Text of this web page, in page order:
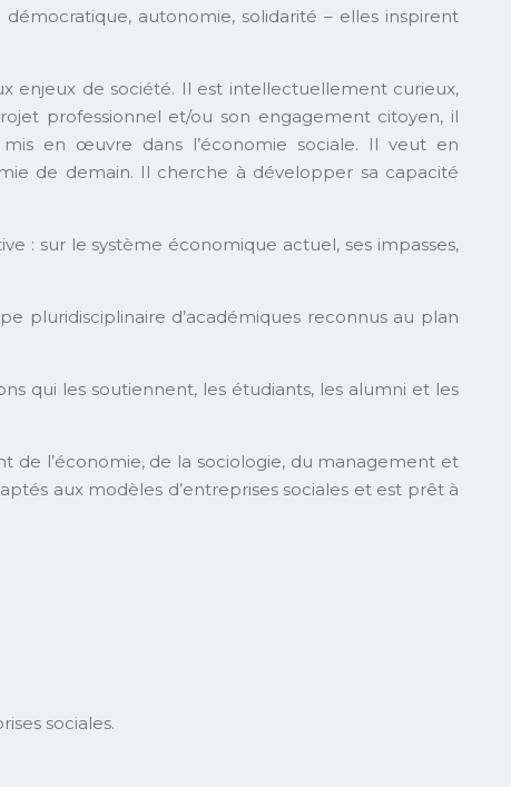
autonomie, solidarité – elles inspirent
enjeux de société. Il est intellectuellement curieux,
professionnel et/ou son engagement citoyen, il
en œuvre dans l’économie sociale. Il veut en
de demain. Il cherche à développer sa capacité
: sur le système économique actuel, ses impasses,
pluridisciplinaire d’académiques reconnus au plan
qui les soutiennent, les étudiants, les alumni et les
de l’économie, de la sociologie, du management et
aux modèles d’entreprises sociales et est prêt à
sociales.